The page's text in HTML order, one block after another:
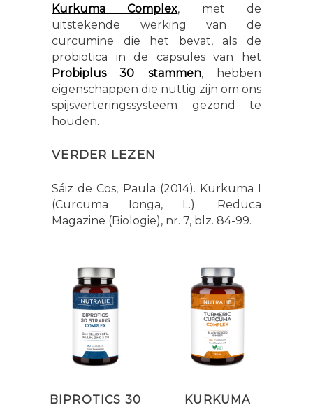
Kurkuma Complex, met de
uitstekende werking van de
curcumine die het bevat, als de
probiotica in de capsules van het
Probiplus 30 stammen, hebben
eigenschappen die nuttig zijn om ons
spijsverteringssysteem gezond te
houden.
VERDER LEZEN
Sáiz de Cos, Paula (2014). Kurkuma I
(Curcuma Ionga, L.). Reduca
Magazine (Biologie), nr. 7, blz. 84-99.
BIPROTICS 30
KURKUMA